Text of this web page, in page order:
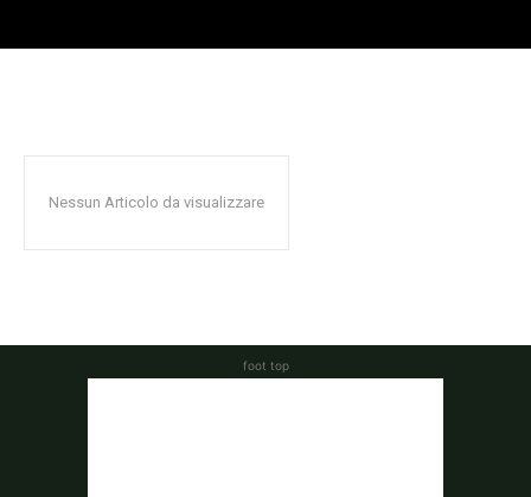
Nessun Articolo da visualizzare
foot top